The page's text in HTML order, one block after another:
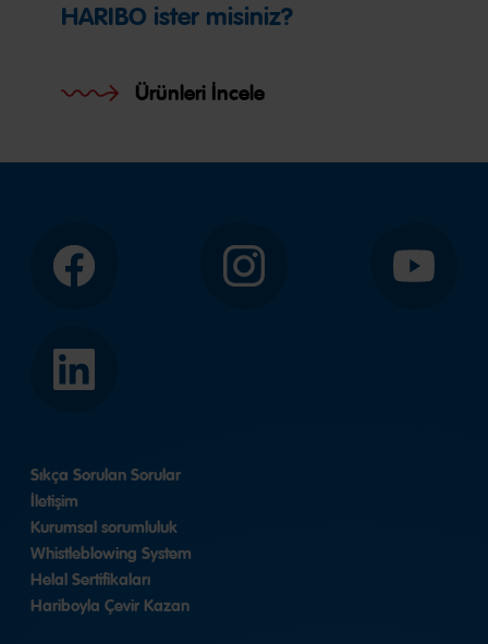
HARIBO ister misiniz?
Ürünleri İncele
Facebook Instagram YouTube
LinkedIn
Sıkça Sorulan Sorular
İletişim
Kurumsal sorumluluk
Whistleblowing System
Helal Sertifikaları
Hariboyla Çevir Kazan